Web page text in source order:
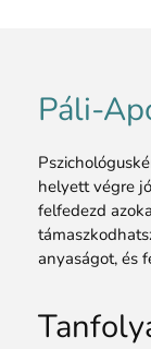
Páli-
helyett végre
felfedezd
anyaságot, és